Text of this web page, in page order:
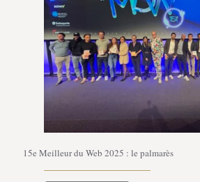
15e Meilleur du Web 2025 : le palmarès